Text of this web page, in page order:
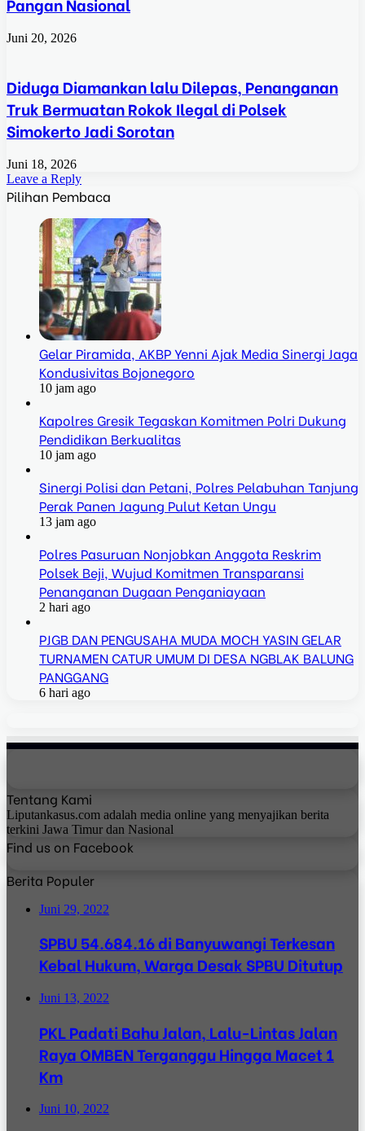
Pangan Nasional
Juni 20, 2026
Diduga Diamankan lalu Dilepas, Penanganan
Truk Bermuatan Rokok Ilegal di Polsek
Simokerto Jadi Sorotan
Juni 18, 2026
Leave a Reply
Pilihan Pembaca
Gelar Piramida, AKBP Yenni Ajak Media Sinergi Jaga
Kondusivitas Bojonegoro
10 jam ago
Kapolres Gresik Tegaskan Komitmen Polri Dukung
Pendidikan Berkualitas
10 jam ago
Sinergi Polisi dan Petani, Polres Pelabuhan Tanjung
Perak Panen Jagung Pulut Ketan Ungu
13 jam ago
Polres Pasuruan Nonjobkan Anggota Reskrim
Polsek Beji, Wujud Komitmen Transparansi
Penanganan Dugaan Penganiayaan
2 hari ago
PJGB DAN PENGUSAHA MUDA MOCH YASIN GELAR
TURNAMEN CATUR UMUM DI DESA NGBLAK BALUNG
PANGGANG
6 hari ago
Tentang Kami
Liputankasus.com adalah media online yang menyajikan berita
terkini Jawa Timur dan Nasional
Find us on Facebook
Berita Populer
Juni 29, 2022
SPBU 54.684.16 di Banyuwangi Terkesan
Kebal Hukum, Warga Desak SPBU Ditutup
Juni 13, 2022
PKL Padati Bahu Jalan, Lalu-Lintas Jalan
Raya OMBEN Terganggu Hingga Macet 1
Km
Juni 10, 2022